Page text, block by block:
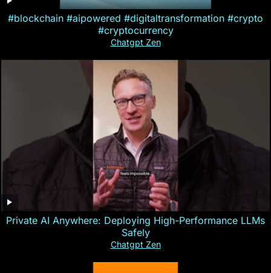
#blockchain #aipowered #digitaltransformation #crypto
#cryptocurrency
Chatgpt Zen
Private AI Anywhere: Deploying High-Performance LLMs
Safely
Chatgpt Zen